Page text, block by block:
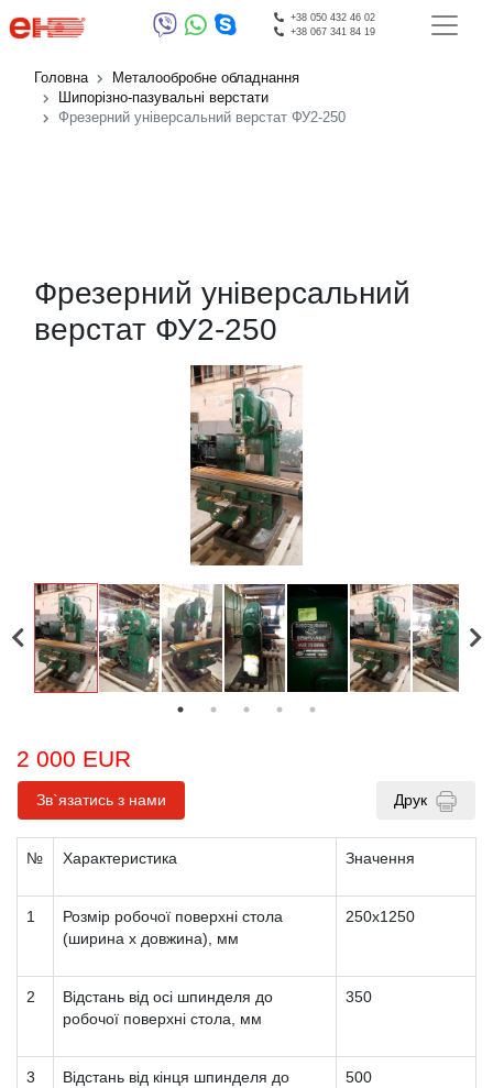
+38 050 432 46 02
+38 067 341 84 19
Головна
Металообробне обладнання
Шипорізно-пазувальні верстати
Фрезерний універсальний верстат ФУ2-250
Фрезерний універсальний
верстат ФУ2-250
2 000 EUR
Зв`язатись з нами Друк
№ Характеристика Значення
1
Розмір робочої поверхні стола
(ширина х довжина), мм
250х1250
2
Відстань від осі шпинделя до
робочої поверхні стола, мм
350
3
Відстань від кінця шпинделя до
500